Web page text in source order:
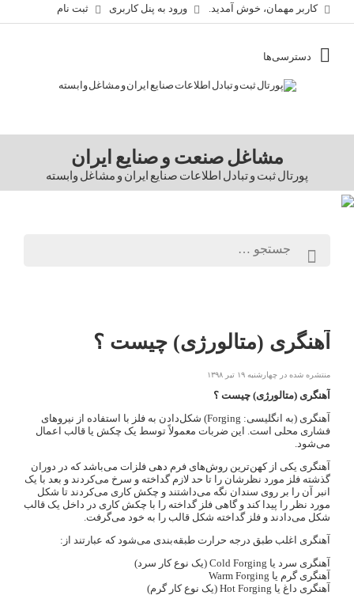
کاربر مهمان، خوش آمدید. ورود به پنل کاربری ثبت نام
مشاغل صنعت و صنایع ایران
پورتال ثبت و تبادل اطلاعات صنایع ایران و مشاغل وابسته
آهنگری (متالورژی) چیست ؟
منتشره شده در چهارشنبه ۱۹ تیر ۱۳۹۸
آهنگری (متالورژی) چیست ؟
آهنگری (به انگلیسی: Forging) شکل‌دادن به فلز با استفاده از نیروهای
فشاری محلی است. این ضربات معمولاً توسط یک چکش یا قالب اعمال
می‌شود.
آهنگری یکی از کهن‌ترین روش‌های فرم دهی فلزات می‌باشد که در دوران
گذشته فلز مورد نظرشان را تا حد لازم گداخته و سرخ می‌کردند و بعد با یک
انبر آن را بر روی سندان نگه می‌داشتند و چکش کاری می‌کردند تا شکل
مورد نظر را پیدا کند و گاهی فلز گداخته را با چکش کاری در داخل یک قالب
شکل می‌دادند و فلز گداخته شکل قالب را به خود می‌گرفت.
آهنگری اغلب طبق درجه حرارت طبقه‌بندی می‌شود که عبارتند از:
آهنگری سرد یا Cold Forging (یک نوع کار سرد)
آهنگری گرم یا Warm Forging
آهنگری داغ یا Hot Forging (یک نوع کار گرم)